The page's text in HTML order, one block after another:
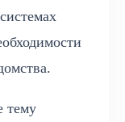
тему